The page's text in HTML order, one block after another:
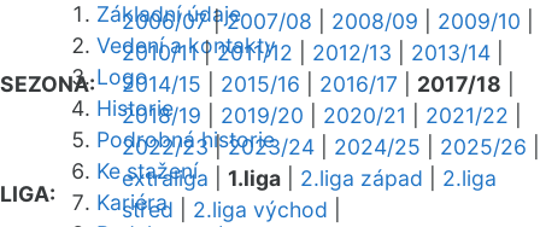
Základní údaje
Vedení a kontakty
Logo
Historie
Podrobná historie
Ke stažení
Kariéra
SEZONA:
2006/07|2007/08 2008/09 2009/10
2010/11|2011/12 2012/13 2013/14
2014/15
2015/16 2016/17 2017/18
2018/19
2019/20 2020/21 2021/22
2022/23|2023/24 2024/25 2025/26
LIGA:
extraliga 1.liga 2.liga západ
2.liga
střed
2.liga východ